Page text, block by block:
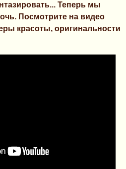
Теперь мы
Посмотрите на видео
красоты, оригинальности